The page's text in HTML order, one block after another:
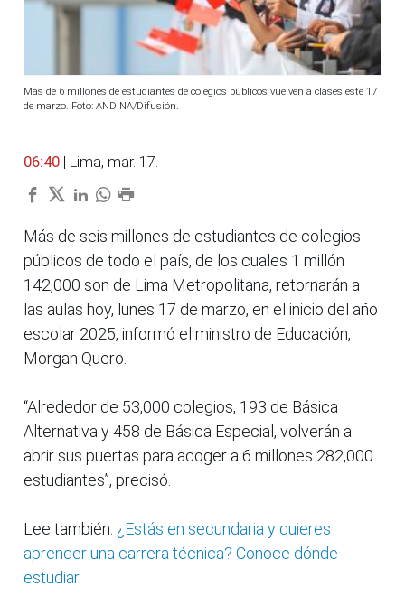
Más de 6 millones de estudiantes de colegios públicos vuelven a clases este 17
de marzo. Foto: ANDINA/Difusión.
06:40 | Lima, mar. 17.
Más de seis millones de estudiantes de colegios
públicos de todo el país, de los cuales 1 millón
142,000 son de Lima Metropolitana, retornarán a
las aulas hoy, lunes 17 de marzo, en el inicio del año
escolar 2025, informó el ministro de Educación,
Morgan Quero.
“Alrededor de 53,000 colegios, 193 de Básica
Alternativa y 458 de Básica Especial, volverán a
abrir sus puertas para acoger a 6 millones 282,000
estudiantes”, precisó.
Lee también: ¿Estás en secundaria y quieres
aprender una carrera técnica? Conoce dónde
estudiar